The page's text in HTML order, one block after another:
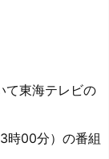
て東海テレビの
時00分）の番組